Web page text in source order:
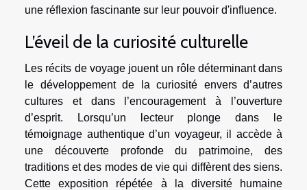
une réflexion fascinante sur leur pouvoir d'influence.
L’éveil de la curiosité culturelle
Les récits de voyage jouent un rôle déterminant dans
le développement de la curiosité envers d’autres
cultures et dans l’encouragement à l’ouverture
d’esprit. Lorsqu’un lecteur plonge dans le
témoignage authentique d’un voyageur, il accède à
une découverte profonde du patrimoine, des
traditions et des modes de vie qui diffèrent des siens.
Cette exposition répétée à la diversité humaine